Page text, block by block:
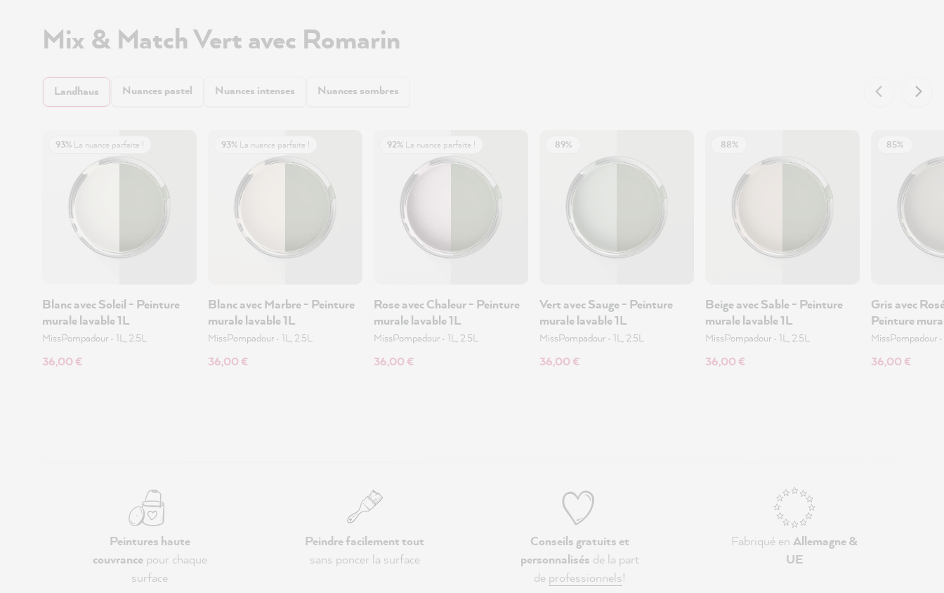
Mix & Match Vert avec Romarin
Landhaus Nuances pastel Nuances intenses Nuances sombres
93% La nuance parfaite !
Blanc avec Soleil - Peinture
murale lavable 1L
MissPompadour • 1L, 2.5L
36,00 €
93% La nuance parfaite !
Blanc avec Marbre - Peinture
murale lavable 1L
MissPompadour • 1L, 2.5L
36,00 €
92% La nuance parfaite !
Rose avec Chaleur - Peinture
murale lavable 1L
MissPompadour • 1L, 2.5L
36,00 €
89%
Vert avec Sauge - Peinture
murale lavable 1L
MissPompadour • 1L, 2.5L
36,00 €
88%
Beige avec Sable - Peinture
murale lavable 1L
MissPompadour • 1L, 2.5L
36,00 €
85%
Gris avec
Peinture
MissPompadour •
36,00 €
Peintures haute
couvrancepour chaque
surface
Peindre facilement tout
sans poncer la surface
Conseils gratuits et
personnalisés de la part
de professionnels!
Fabriqué en Allemagne &
UE